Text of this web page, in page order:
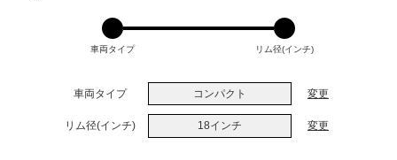
車両タイプ リム径(インチ)
車両タイプ コンパクト 変更
リム径(インチ) 18インチ 変更